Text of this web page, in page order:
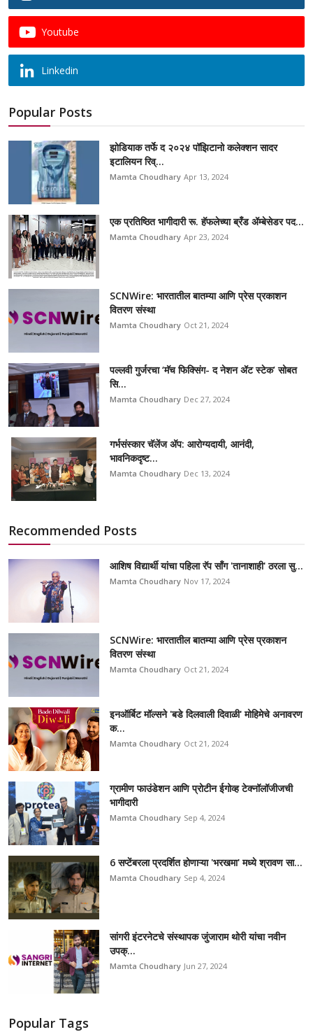
Youtube
Linkedin
Popular Posts
झोडियाक तर्फे द २०२४ पॉझिटानो कलेक्शन सादर
इटालियन रिव्...
Mamta Choudhary Apr 13, 2024
एक प्रतिष्ठित भागीदारी रू. हॅफलेच्या ब्रँड ॲम्बेसेडर पद...
Mamta Choudhary Apr 23, 2024
SCNWire: भारतातील बातम्या आणि प्रेस प्रकाशन
वितरण संस्था
Mamta Choudhary Oct 21, 2024
पल्लवी गुर्जरचा ‘मॅच फिक्सिंग- द नेशन ॲट स्टेक’ सोबत
सि...
Mamta Choudhary Dec 27, 2024
गर्भसंस्कार चॅलेंज अ‍ॅप: आरोग्यदायी, आनंदी,
भावनिकदृष्ट...
Mamta Choudhary Dec 13, 2024
Recommended Posts
आशिष विद्यार्थी यांचा पहिला रॅप सॉंग 'तानाशाही' ठरला सु...
Mamta Choudhary Nov 17, 2024
SCNWire: भारतातील बातम्या आणि प्रेस प्रकाशन
वितरण संस्था
Mamta Choudhary Oct 21, 2024
इनऑर्बिट मॉल्सने 'बडे दिलवाली दिवाळी' मोहिमेचे अनावरण
क...
Mamta Choudhary Oct 21, 2024
ग्रामीण फाउंडेशन आणि प्रोटीन ईगोव्ह टेक्नॉलॉजीजची
भागीदारी
Mamta Choudhary Sep 4, 2024
6 सप्टेंबरला प्रदर्शित होणाऱ्या 'भरखमा' मध्ये श्रावण सा...
Mamta Choudhary Sep 4, 2024
सांगरी इंटरनेटचे संस्थापक जुंजाराम थोरी यांचा नवीन
उपक्...
Mamta Choudhary Jun 27, 2024
Popular Tags